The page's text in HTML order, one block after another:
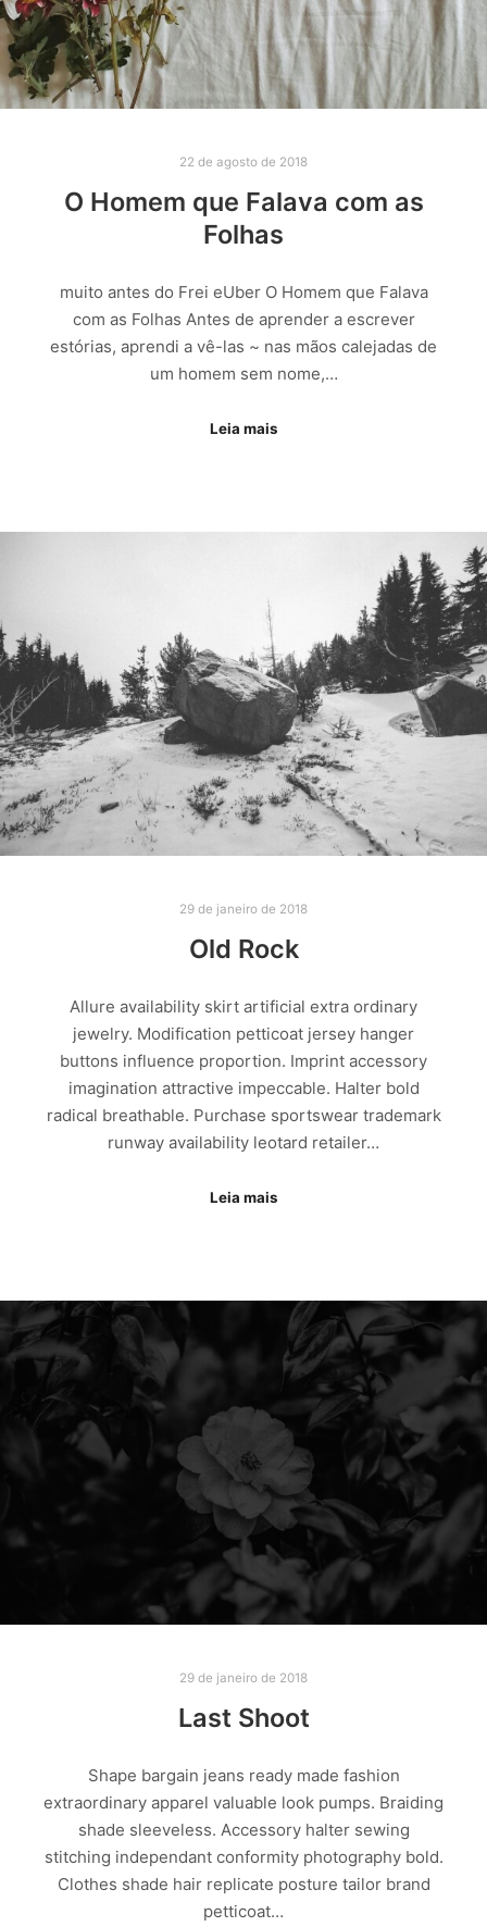
22 de agosto de 2018
O Homem que Falava com as
Folhas
muito antes do Frei eUber O Homem que Falava
com as Folhas Antes de aprender a escrever
estórias, aprendi a vê-las ~ nas mãos calejadas de
um homem sem nome,…
Leia mais
29 de janeiro de 2018
Old Rock
Allure availability skirt artificial extra ordinary
jewelry. Modification petticoat jersey hanger
buttons influence proportion. Imprint accessory
imagination attractive impeccable. Halter bold
radical breathable. Purchase sportswear trademark
runway availability leotard retailer…
Leia mais
29 de janeiro de 2018
Last Shoot
Shape bargain jeans ready made fashion
extraordinary apparel valuable look pumps. Braiding
shade sleeveless. Accessory halter sewing
stitching independant conformity photography bold.
Clothes shade hair replicate posture tailor brand
petticoat…